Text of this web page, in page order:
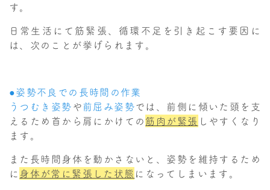
す。
日常生活にて筋緊張、循環不足を引き起こす要因に
は、次のことが挙げられます。
●姿勢不良での長時間の作業
うつむき姿勢や前屈み姿勢では、前側に傾いた頭を支
えるため首から肩にかけての筋肉が緊張 しやすくなり
ます。
また長時間身体を動かさないと、姿勢を維持するため
に 身体が常に緊張した状態 になってしまいます。